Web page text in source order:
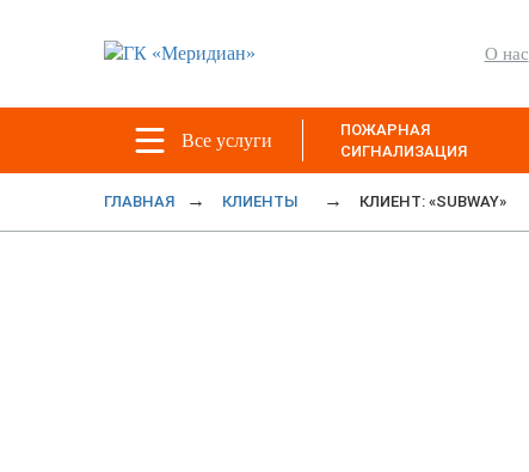
О нас
Все услуги
ПОЖАРНАЯ
СИГНАЛИЗАЦИЯ
ГЛАВНАЯ КЛИЕНТЫ КЛИЕНТ: «SUBWAY»